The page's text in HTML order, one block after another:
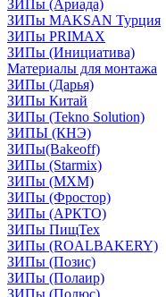
ЗИПы (Ариада)
ЗИПы MAKSAN Турция
ЗИПы PRIMAX
ЗИПы (Инициатива)
Материалы для монтажа
ЗИПы (Дарья)
ЗИПы Китай
ЗИПы (Tekno Solution)
ЗИПЫ (КНЭ)
ЗИПы(Bakeoff)
ЗИПы (Starmix)
ЗИПы (МХМ)
ЗИПы (Фростор)
ЗИПы (АРКТО)
ЗИПы ПищТех
ЗИПы (ROALBAKERY)
ЗИПы (Позис)
ЗИПы (Полаир)
ЗИПы (Полюс)